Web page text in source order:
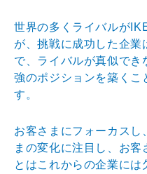
世界の多くライバルが
が、挑戦に成功した企業
で、ライバルが真似で
強のポジションを築く
す。
お客さまにフォーカスし
まの変化に注目し、お客
とはこれからの企業には